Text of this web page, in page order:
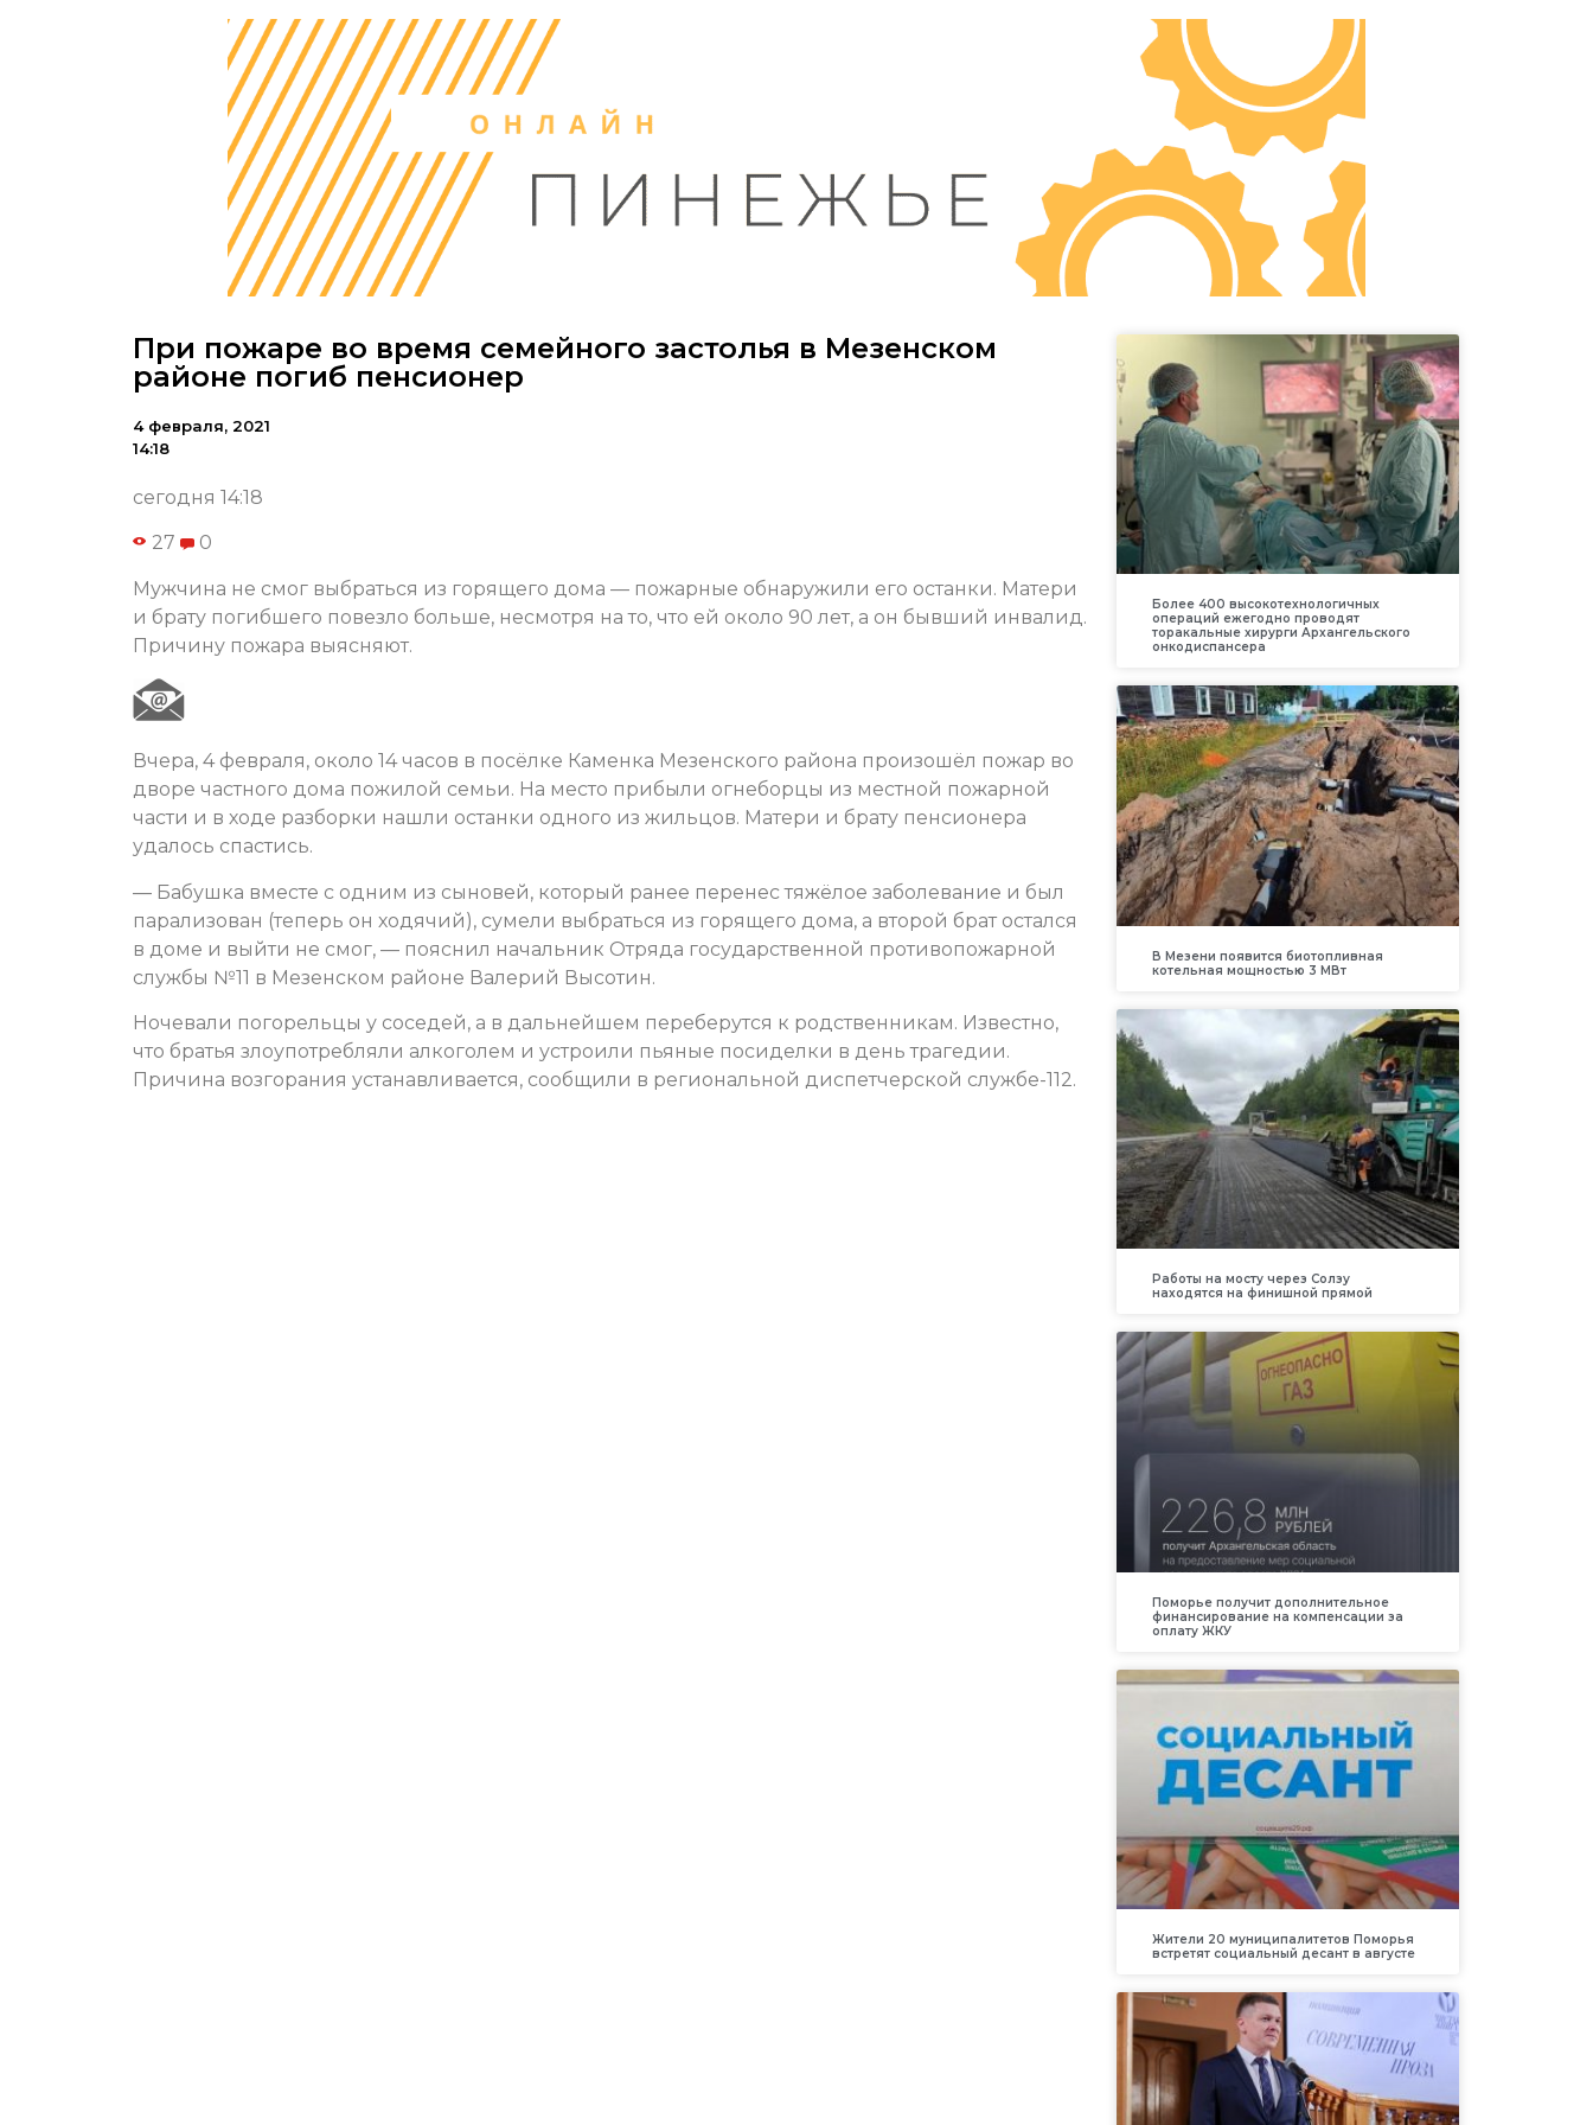
При пожаре во время семейного застолья в Мезенском
районе погиб пенсионер
4 февраля, 2021
14:18
сегодня 14:18
27 0
Мужчина не смог выбраться из горящего дома — пожарные обнаружили его останки. Матери
и брату погибшего повезло больше, несмотря на то, что ей около 90 лет, а он бывший инвалид.
Причину пожара выясняют.
Вчера, 4 февраля, около 14 часов в посёлке Каменка Мезенского района произошёл пожар во
дворе частного дома пожилой семьи. На место прибыли огнеборцы из местной пожарной
части и в ходе разборки нашли останки одного из жильцов. Матери и брату пенсионера
удалось спастись.
— Бабушка вместе с одним из сыновей, который ранее перенес тяжёлое заболевание и был
парализован (теперь он ходячий), сумели выбраться из горящего дома, а второй брат остался
в доме и выйти не смог, — пояснил начальник Отряда государственной противопожарной
службы №11 в Мезенском районе Валерий Высотин.
Ночевали погорельцы у соседей, а в дальнейшем переберутся к родственникам. Известно,
что братья злоупотребляли алкоголем и устроили пьяные посиделки в день трагедии.
Причина возгорания устанавливается, сообщили в региональной диспетчерской службе-112.
Более 400 высокотехнологичных
операций ежегодно проводят
торакальные хирурги Архангельского
онкодиспансера
В Мезени появится биотопливная
котельная мощностью 3 МВт
Работы на мосту через Солзу
находятся на финишной прямой
Поморье получит дополнительное
финансирование на компенсации за
оплату ЖКУ
Жители 20 муниципалитетов Поморья
встретят социальный десант в августе